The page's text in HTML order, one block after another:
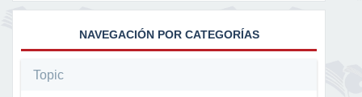
NAVEGACIÓN POR CATEGORÍAS
Topic